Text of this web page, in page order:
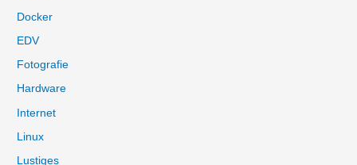
a
c
h
:
Docker
EDV
Fotografie
Hardware
Internet
Linux
Lustiges